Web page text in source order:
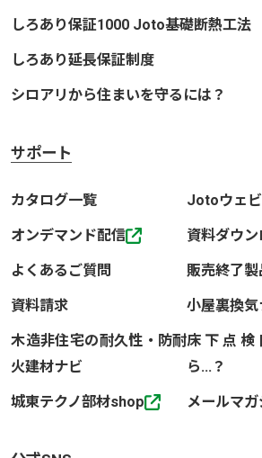
しろあり保証1000 Joto基礎断熱工法
しろあり延長保証制度
シロアリから住まいを守るには？
サポート
カタログ一覧 Jotoウェ
オンデマンド配信 資料ダウン
よくあるご質問 販売終了
資料請求 小屋裏換気
木造非住宅の耐久性・防耐
火建材ナビ
床下点検
ら…？
城東テクノ部材shop メールマ